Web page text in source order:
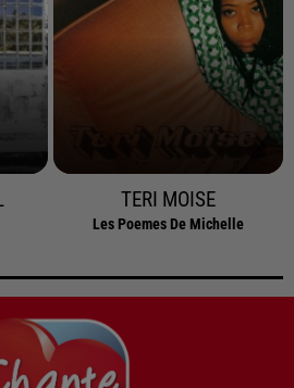
TERI MOISE
Les Poemes De Michelle